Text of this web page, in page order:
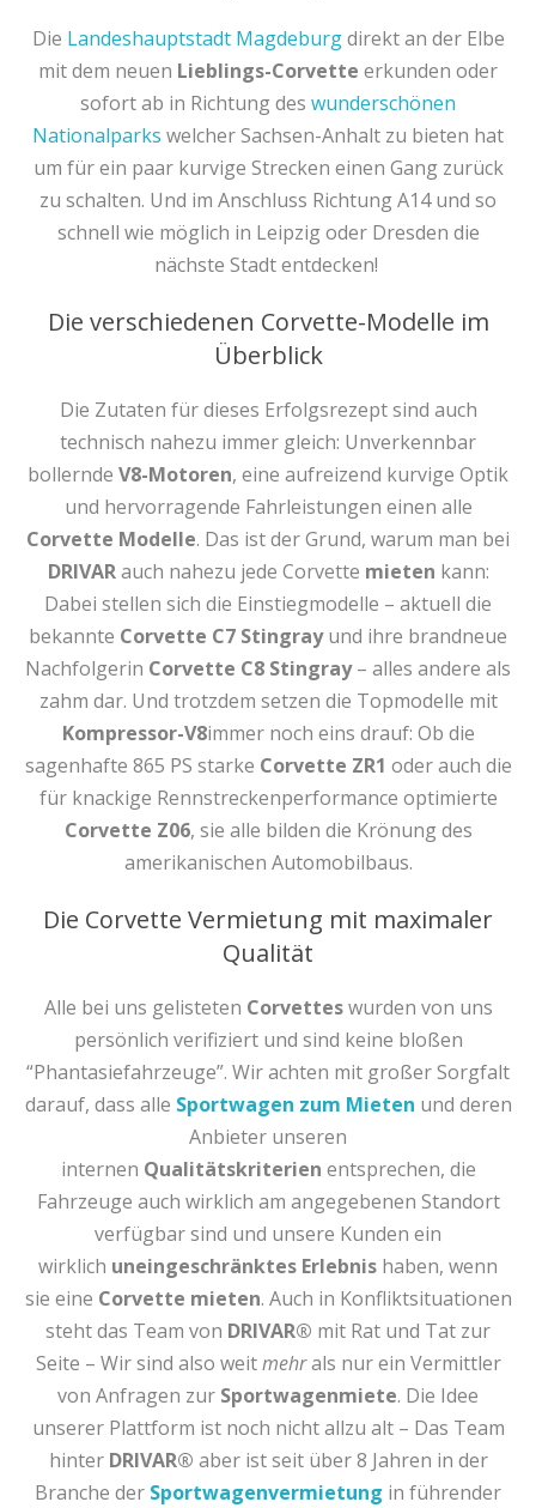
Die Landeshauptstadt Magdeburgdirekt an der Elbe
mit dem neuen Lieblings-Corvette erkunden oder
sofort ab in Richtung des wunderschönen
Nationalparks welcher Sachsen-Anhalt zu bieten hat
um für ein paar kurvige Strecken einen Gang zurück
zu schalten. Und im Anschluss Richtung A14 und so
schnell wie möglich in Leipzig oder Dresden die
nächste Stadt entdecken!
Die verschiedenen Corvette-Modelle im
Überblick
Die Zutaten für dieses Erfolgsrezept sind auch
technisch nahezu immer gleich: Unverkennbar
bollernde V8-Motoren, eine aufreizend kurvige Optik
und hervorragende Fahrleistungen einen alle
Corvette Modelle. Das ist der Grund, warum man bei
DRIVARauch nahezu jede Corvette mieten kann:
Dabei stellen sich die Einstiegmodelle – aktuell die
bekannte Corvette C7 Stingrayund ihre brandneue
Nachfolgerin Corvette C8 Stingray– alles andere als
zahm dar. Und trotzdem setzen die Topmodelle mit
Kompressor-V8immer noch eins drauf: Ob die
sagenhafte 865 PS starke Corvette ZR1 oder auch die
für knackige Rennstreckenperformance optimierte
Corvette Z06, sie alle bilden die Krönung des
amerikanischen Automobilbaus.
Die Corvette Vermietung mit maximaler
Qualität
Alle bei uns gelisteten Corvetteswurden von uns
persönlich verifiziert und sind keine bloßen
“Phantasiefahrzeuge”. Wir achten mit großer Sorgfalt
darauf, dass alle Sportwagen zum Mieten und deren
Anbieter unseren
internen Qualitätskriterien entsprechen, die
Fahrzeuge auch wirklich am angegebenen Standort
verfügbar sind und unsere Kunden ein
wirklich uneingeschränktes Erlebnis haben, wenn
sie eine Corvette mieten. Auch in Konfliktsituationen
steht das Team von DRIVAR® mit Rat und Tat zur
Seite – Wir sind also weitmehrals nur ein Vermittler
von Anfragen zur Sportwagenmiete. Die Idee
unserer Plattform ist noch nicht allzu alt – Das Team
hinter DRIVAR® aber ist seit über 8 Jahren in der
Branche der Sportwagenvermietung in führender